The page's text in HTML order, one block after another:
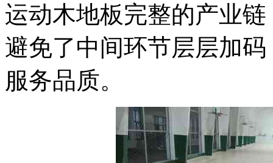
运动木地板完整的产业
避免了中间环节层层加
服务品质。